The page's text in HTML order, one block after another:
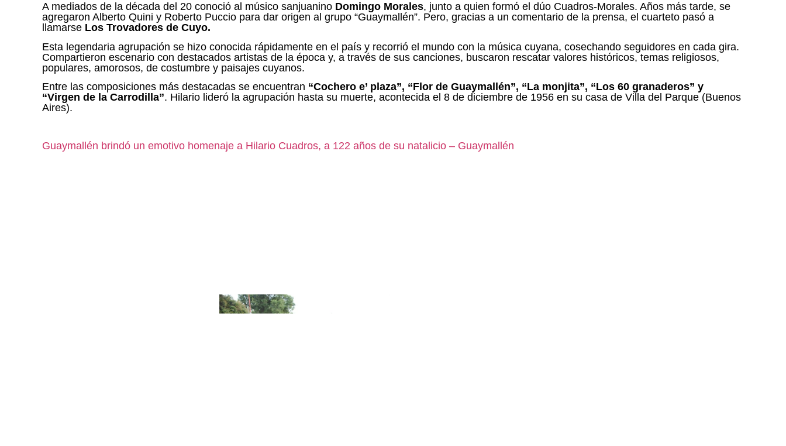
A mediados de la década del 20 conoció al músico sanjuanino Domingo Morales, junto a quien formó el dúo Cuadros-Morales. Años más tarde, se
agregaron Alberto Quini y Roberto Puccio para dar origen al grupo “Guaymallén”. Pero, gracias a un comentario de la prensa, el cuarteto pasó a
llamarse Los Trovadores de Cuyo.
Esta legendaria agrupación se hizo conocida rápidamente en el país y recorrió el mundo con la música cuyana, cosechando seguidores en cada gira.
Compartieron escenario con destacados artistas de la época y, a través de sus canciones, buscaron rescatar valores históricos, temas religiosos,
populares, amorosos, de costumbre y paisajes cuyanos.
Entre las composiciones más destacadas se encuentran “Cochero e’ plaza”, “Flor de Guaymallén”, “La monjita”, “Los 60 granaderos” y
“Virgen de la Carrodilla”. Hilario lideró la agrupación hasta su muerte, acontecida el 8 de diciembre de 1956 en su casa de Villa del Parque (Buenos
Aires).
Guaymallén brindó un emotivo homenaje a Hilario Cuadros, a 122 años de su natalicio – Guaymallén